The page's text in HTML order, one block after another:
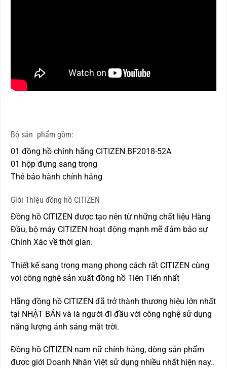
Bộ sản phẩm gồm:
01 đồng hồ chính hãng CITIZEN BF2018-52A
01 hộp đựng sang trọng
Thẻ bảo hành chính hãng
Giới Thiệu đồng hồ CITIZEN
Đồng hồ CITIZEN được tạo nên từ những chất liệu Hàng
Đầu, bộ máy CITIZEN hoạt động mạnh mẽ đảm bảo sự
Chính Xác về thời gian.
Thiết kế sang trọng mang phong cách rất CITIZEN cùng
với công nghệ sản xuất đồng hồ Tiên Tiến nhất
Hãng đồng hồ CITIZEN đã trở thành thương hiệu lớn nhất
tại NHẬT BẢN và là người đi đầu với công nghệ sử dụng
năng lượng ánh sáng mặt trời.
Đồng hồ CITIZEN nam nữ chính hãng, dòng sản phẩm
được giới Doanh Nhân Việt sử dụng nhiều nhất hiện nay..